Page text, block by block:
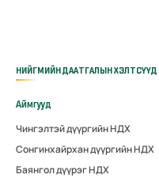
НИЙГМИЙН ДААТГАЛЫН ХЭЛТСҮҮД
Аймгууд
Чингэлтэй дүүргийн НДХ
Сонгинхайрхан дүүргийн НДХ
Баянгол дүүрэг НДХ